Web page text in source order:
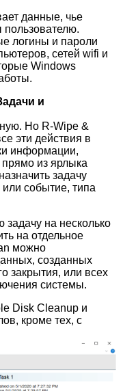
данные, чье
пользователю.
логины и пароли
сетей wifi и
Windows
и
Но R-Wipe &
эти действия в
информации,
из ярлыка
задачу
событие, типа
задачу на несколько
на отдельное
можно
созданных
закрытия, или всех
системы.
Disk Cleanup и
кроме тех, с